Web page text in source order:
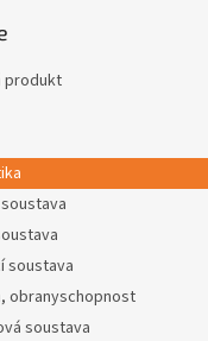
produkt
soustava
obranyschopnost
soustava